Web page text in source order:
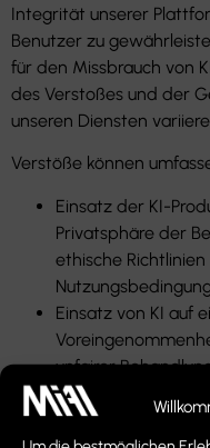
Integrität unserer
Benutzer zu
für den Missbrauch von
des Verstoßes und der
unseren Diensten
Verstöße können
Einsatz der KI-
Privatsphäre der
ethische
Einsatz von KI auf
unfairer
führt.
Unsachgemäße